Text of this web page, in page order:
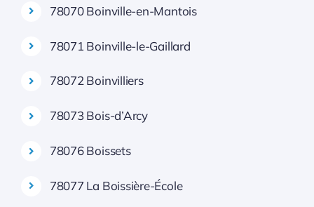
78070 Boinville-en-Mantois
78071 Boinville-le-Gaillard
78072 Boinvilliers
78073 Bois-d’Arcy
78076 Boissets
78077 La Boissière-École